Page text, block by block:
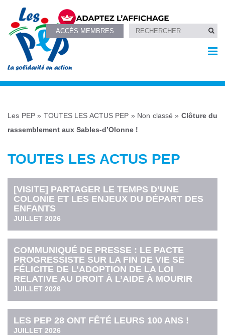
ACCÈS MEMBRES
Les PEP» TOUTES LES ACTUS PEP » Non classé » Clôture du
rassemblement aux Sables-d’Olonne !
TOUTES LES ACTUS PEP
[VISITE] PARTAGER LE TEMPS D’UNE
COLONIE ET LES ENJEUX DU DÉPART DES
ENFANTS
JUILLET 2026
COMMUNIQUÉ DE PRESSE : LE PACTE
PROGRESSISTE SUR LA FIN DE VIE SE
FÉLICITE DE L’ADOPTION DE LA LOI
RELATIVE AU DROIT À L’AIDE À MOURIR
JUILLET 2026
LES PEP 28 ONT FÊTÉ LEURS 100 ANS !
JUILLET 2026